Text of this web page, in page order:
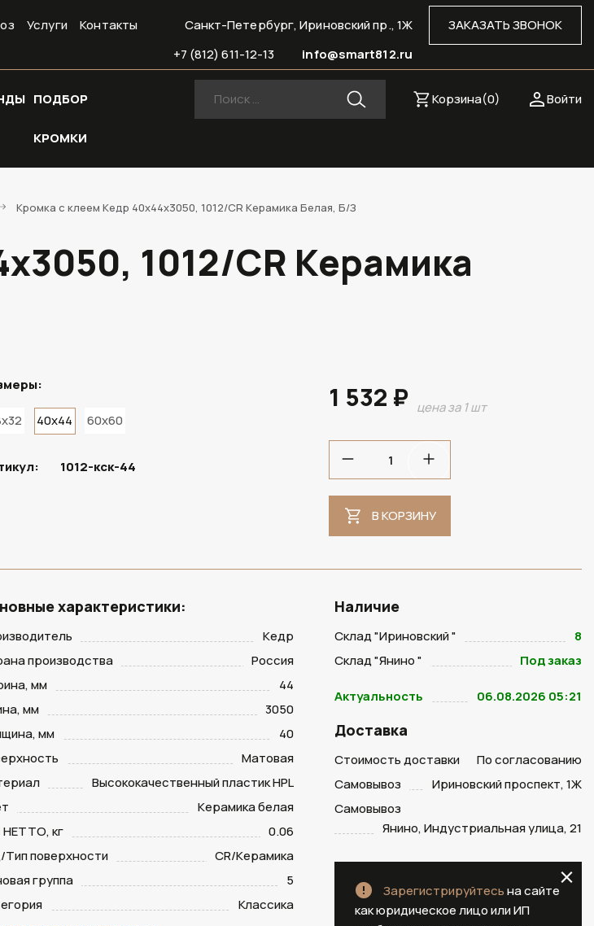
Услуги Контакты ЗАКАЗАТЬ ЗВОНОК
Санкт-Петербург, Ириновский пр., 1Ж
info@smart812.ru
+7 (812) 611-12-13
ПОДБОР
КРОМКИ
Войти
Корзина(0)
Кромка с клеем Кедр 40х44х3050, 1012/CR Керамика Белая, Б/З
1012/CR Керамика
40x44 60x60
1012-кск-44
1 532 ₽ цена за 1 шт
В КОРЗИНУ
характеристики:
Кедр
производства
Россия
мм
44
мм
3050
мм
40
Матовая
Высококачественный пластик HPL
Керамика белая
НЕТТО, кг
0.06
Тип поверхности
CR/Керамика
группа
5
Классика
Наличие
Склад "Ириновский "
8
Склад "Янино "
Под заказ
Актуальность 06.08.2026 05:21
Доставка
Стоимость доставки
По согласованию
Самовывоз
Ириновский проспект, 1Ж
Самовывоз
Янино, Индустриальная улица, 21
Зарегистрируйтесьна сайте
как юридическое лицо или ИП